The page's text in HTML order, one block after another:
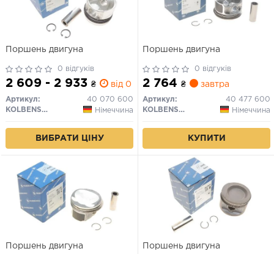
Поршень двигуна
0 відгуків
2 609 - 2 933 ₴ від 0 дн.
Артикул:
40 070 600
KOLBENSCHMIDT
Німеччина
ВИБРАТИ ЦІНУ
Поршень двигуна
0 відгуків
2 764 ₴ завтра
Артикул:
40 477 600
KOLBENSCHMIDT
Німеччина
КУПИТИ
Поршень двигуна Поршень двигуна